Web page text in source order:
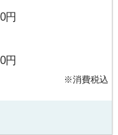
円
円
※消費税込